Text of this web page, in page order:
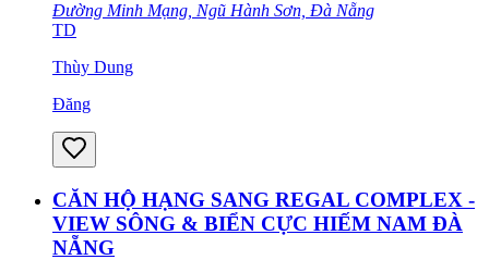
Đường Minh Mạng, Ngũ Hành Sơn, Đà Nẵng
TD
Thùy Dung
Đăng
CĂN HỘ HẠNG SANG REGAL COMPLEX -
VIEW SÔNG & BIỂN CỰC HIẾM NAM ĐÀ
NẴNG